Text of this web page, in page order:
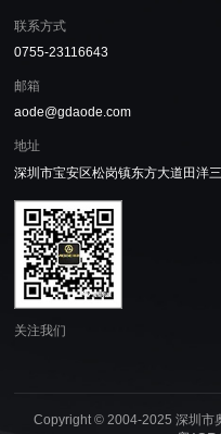
关注我们
联系方式
0755-23116643
邮箱
aode@gdaode.com
地址
深圳市宝安区松岗镇东方大道田洋
Copyright © 2004-2025 深圳